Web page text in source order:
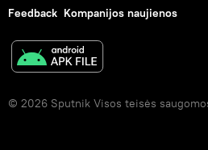
Feedback Kompanijos naujienos
© 2026 Sputnik Visos teisės